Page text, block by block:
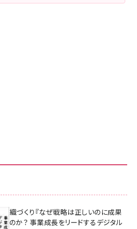
織づくり『なぜ戦略は正しいのに成果
のか？ 事業成長をリードするデジタル